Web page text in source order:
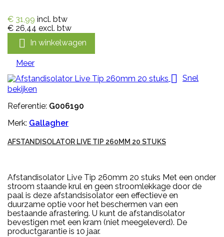
€ 31,99 incl. btw
€ 26,44 excl. btw
 In winkelwagen
Meer
 Snel
bekijken
Referentie: G006190
Merk: Gallagher
AFSTANDISOLATOR LIVE TIP 260MM 20 STUKS
Afstandisolator Live Tip 260mm 20 stuks Met een onder
stroom staande krul en geen stroomlekkage door de
paal is deze afstandsisolator een effectieve en
duurzame optie voor het beschermen van een
bestaande afrastering. U kunt de afstandisolator
bevestigen met een kram (niet meegeleverd). De
productgarantie is 10 jaar.